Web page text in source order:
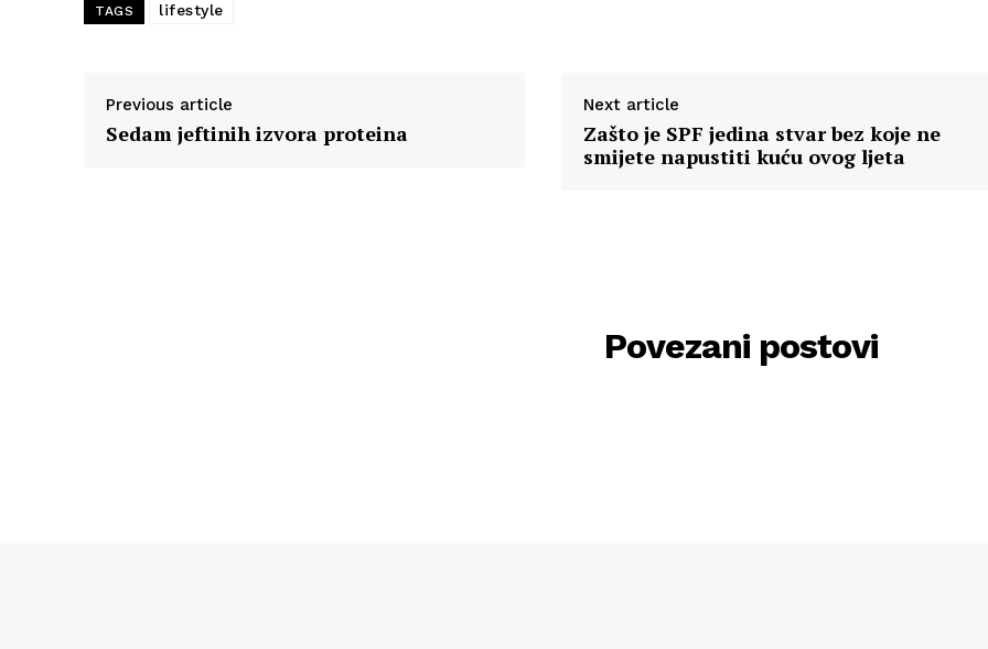
TAGS lifestyle
Previous article
Sedam jeftinih izvora proteina
Next article
Zašto je SPF jedina stvar bez koje ne
smijete napustiti kuću ovog ljeta
Povezani postovi